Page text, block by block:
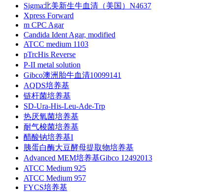
Sigma北美新生牛血清（美国）N4637
Xpress Forward
m CPC Agar
Candida Ident Agar, modified
ATCC medium 1103
pTrcHis Reverse
P-II metal solution
Gibco澳洲胎牛血清10099141
AQDS培养基
链杆菌培养基
SD-Ura-His-Leu-Ade-Trp
热厌氧菌培养基
耐气梭菌培养基
醋酸钠培养基I
胰蛋白酶大豆酵母提取物培养基
Advanced MEM培养基Gibco 12492013
ATCC Medium 925
ATCC Medium 957
FYCS培养基